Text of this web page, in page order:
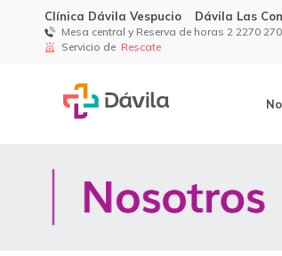
Clínica Dávila Vespucio Dávila Las
Mesa central y Reserva de horas 2 2270
Servicio de Rescate